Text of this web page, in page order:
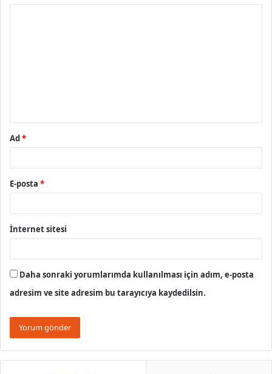
Ad*
E-posta *
İnternet sitesi
Daha sonraki yorumlarımda kullanılması için adım, e-posta
adresim ve site adresim bu tarayıcıya kaydedilsin.